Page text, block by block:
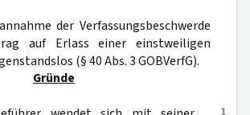
der Verfassungsbeschwerde
auf Erlass einer einstweiligen
(§ 40 Abs. 3 GOBVerfG).
Gründe